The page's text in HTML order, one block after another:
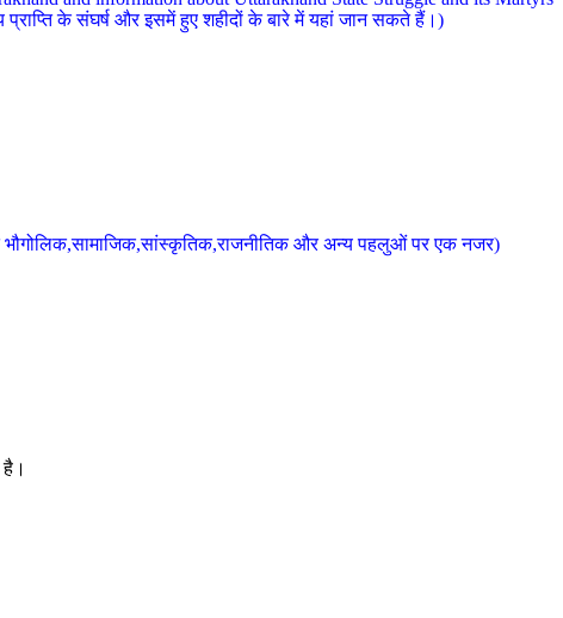
प्राप्ति के संघर्ष और इसमें हुए शहीदों के बारे में यहां जान सकते हैं।)
भौगोलिक,सामाजिक,सांस्कृतिक,राजनीतिक और अन्य पहलुओं पर एक नजर)